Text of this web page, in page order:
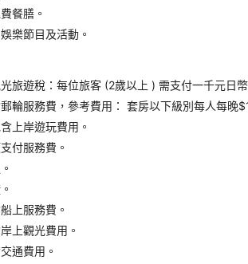
餐膳。
樂節目及活動。
旅遊稅：每位旅客 (2歲以上 ) 需支付一千元日
輪服務費，參考費用： 套房以下級別每人每晚
上岸遊玩費用。
付服務費。
上服務費。
上觀光費用。
通費用。